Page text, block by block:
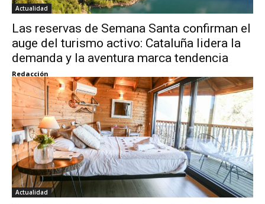
Actualidad
Las reservas de Semana Santa confirman el
auge del turismo activo: Cataluña lidera la
demanda y la aventura marca tendencia
Redacción
Actualidad